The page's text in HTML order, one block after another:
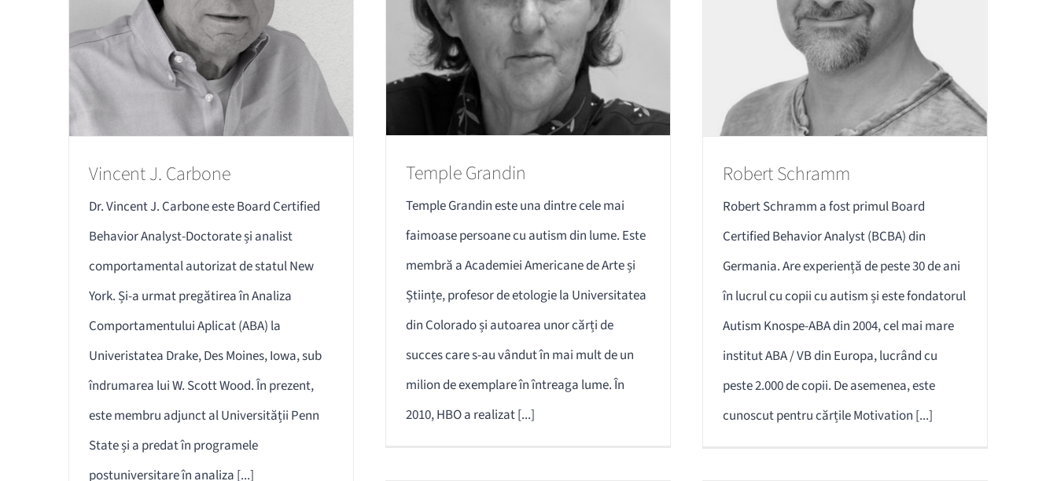
Vincent J. Carbone
Dr. Vincent J. Carbone este Board Certified
Behavior Analyst-Doctorate și analist
comportamental autorizat de statul New
York. Și-a urmat pregătirea în Analiza
Comportamentului Aplicat (ABA) la
Univeristatea Drake, Des Moines, Iowa, sub
îndrumarea lui W. Scott Wood. În prezent,
este membru adjunct al Universității Penn
State și a predat în programele
postuniversitare în analiza [...]
Temple Grandin
Temple Grandin este una dintre cele mai
faimoase persoane cu autism din lume. Este
membră a Academiei Americane de Arte și
Științe, profesor de etologie la Universitatea
din Colorado și autoarea unor cărți de
succes care s-au vândut în mai mult de un
milion de exemplare în întreaga lume. În
2010, HBO a realizat [...]
Robert Schramm
Robert Schramm a fost primul Board
Certified Behavior Analyst (BCBA) din
Germania. Are experiență de peste 30 de ani
în lucrul cu copii cu autism și este fondatorul
Autism Knospe-ABA din 2004, cel mai mare
institut ABA / VB din Europa, lucrând cu
peste 2.000 de copii. De asemenea, este
cunoscut pentru cărțile Motivation [...]